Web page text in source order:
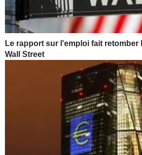
Le rapport sur l'emploi fait retomber
Wall Street